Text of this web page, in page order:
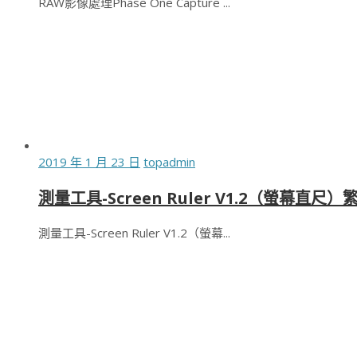
2019 年 1 月 23 日 topadmin
測量工具-Screen Ruler V1.2（螢幕直尺）
測量工具-Screen Ruler V1.2（螢幕...